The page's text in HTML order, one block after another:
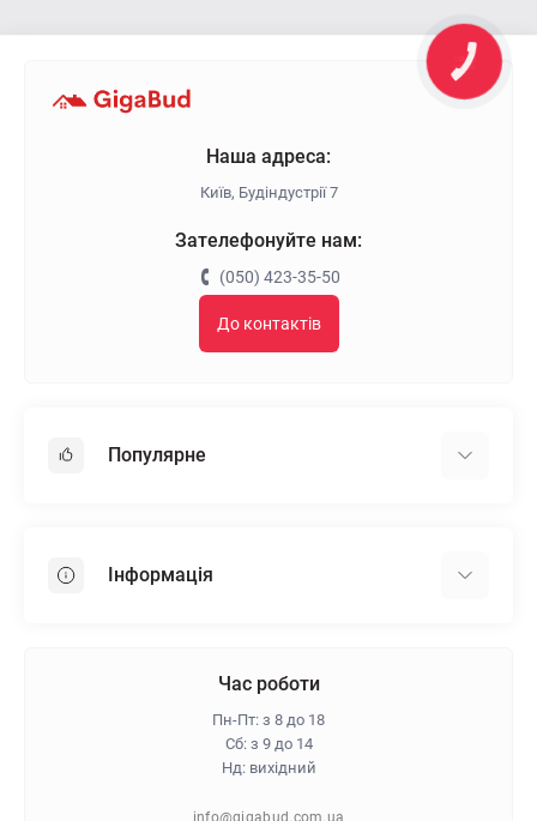
Наша адреса:
Київ, Будіндустрії 7
Зателефонуйте нам:
(050) 423-35-50
До контактів
Популярне
Пінопласт
Інформація
Гарантія та повернення
Політика конфіденційності
Час роботи
Пн-Пт: з 8 до 18
Сб: з 9 до 14
Нд: вихідний
info@gigabud.com.ua